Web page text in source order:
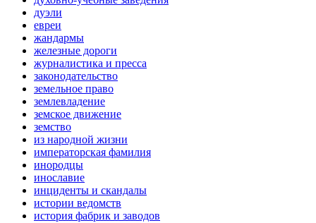
дуэли
евреи
жандармы
железные дороги
журналистика и пресса
законодательство
земельное право
землевладение
земское движение
земство
из народной жизни
императорская фамилия
инородцы
инославие
инциденты и скандалы
истории ведомств
история фабрик и заводов